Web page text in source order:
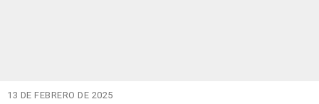
13 DE FEBRERO DE 2025